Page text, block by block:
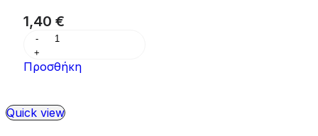
1,40 €
Προσθήκη
Quick view